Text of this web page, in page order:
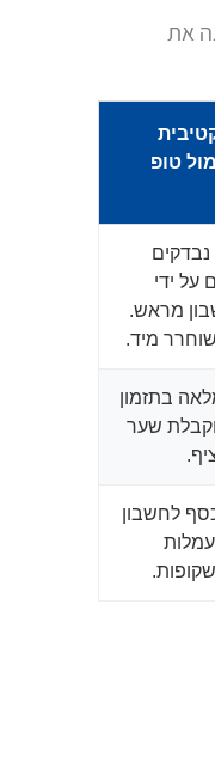
את
טופ
על ידי
מראש.
מיד.
בתזמון
שער
לחשבון